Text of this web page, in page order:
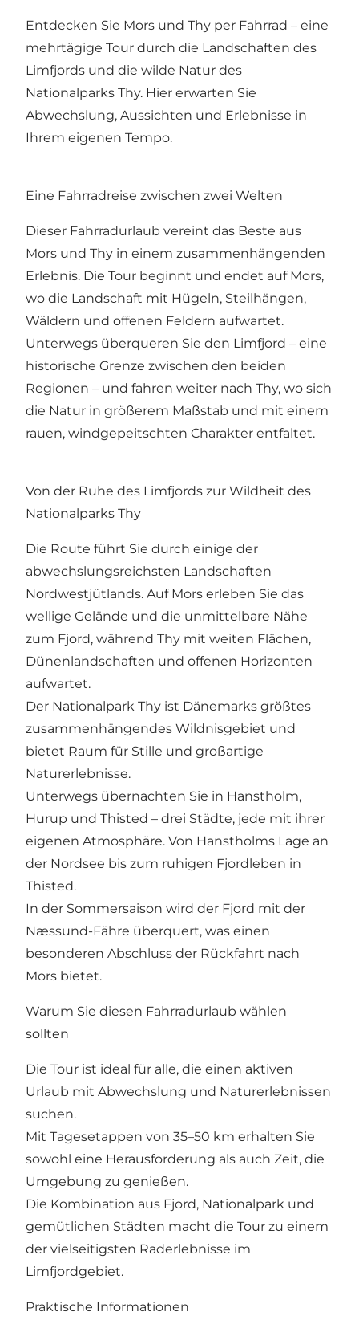
Entdecken Sie Mors und Thy per Fahrrad – eine
mehrtägige Tour durch die Landschaften des
Limfjords und die wilde Natur des
Nationalparks Thy. Hier erwarten Sie
Abwechslung, Aussichten und Erlebnisse in
Ihrem eigenen Tempo.
Eine Fahrradreise zwischen zwei Welten
Dieser Fahrradurlaub vereint das Beste aus
Mors und Thy in einem zusammenhängenden
Erlebnis. Die Tour beginnt und endet auf Mors,
wo die Landschaft mit Hügeln, Steilhängen,
Wäldern und offenen Feldern aufwartet.
Unterwegs überqueren Sie den Limfjord – eine
historische Grenze zwischen den beiden
Regionen – und fahren weiter nach Thy, wo sich
die Natur in größerem Maßstab und mit einem
rauen, windgepeitschten Charakter entfaltet.
Von der Ruhe des Limfjords zur Wildheit des
Nationalparks Thy
Die Route führt Sie durch einige der
abwechslungsreichsten Landschaften
Nordwestjütlands. Auf Mors erleben Sie das
wellige Gelände und die unmittelbare Nähe
zum Fjord, während Thy mit weiten Flächen,
Dünenlandschaften und offenen Horizonten
aufwartet.
Der Nationalpark Thy ist Dänemarks größtes
zusammenhängendes Wildnisgebiet und
bietet Raum für Stille und großartige
Naturerlebnisse.
Unterwegs übernachten Sie in Hanstholm,
Hurup und Thisted – drei Städte, jede mit ihrer
eigenen Atmosphäre. Von Hanstholms Lage an
der Nordsee bis zum ruhigen Fjordleben in
Thisted.
In der Sommersaison wird der Fjord mit der
Næssund-Fähre überquert, was einen
besonderen Abschluss der Rückfahrt nach
Mors bietet.
Warum Sie diesen Fahrradurlaub wählen
sollten
Die Tour ist ideal für alle, die einen aktiven
Urlaub mit Abwechslung und Naturerlebnissen
suchen.
Mit Tagesetappen von 35–50 km erhalten Sie
sowohl eine Herausforderung als auch Zeit, die
Umgebung zu genießen.
Die Kombination aus Fjord, Nationalpark und
gemütlichen Städten macht die Tour zu einem
der vielseitigsten Raderlebnisse im
Limfjordgebiet.
Praktische Informationen